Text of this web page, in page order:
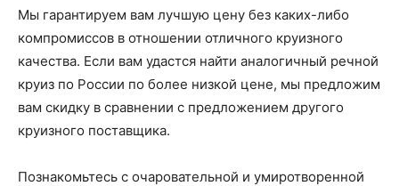
Мы гарантируем вам лучшую цену без каких-либо
компромиссов в отношении отличного круизного
качества. Если вам удастся найти аналогичный речной
круиз по России по более низкой цене, мы предложим
вам скидку в сравнении с предложением другого
круизного поставщика.
Познакомьтесь с очаровательной и умиротворенной